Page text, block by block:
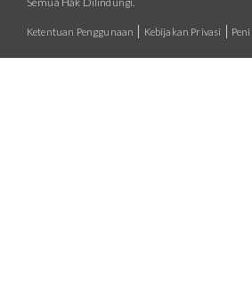
Ketentuan Penggunaan | Kebijakan Privasi |